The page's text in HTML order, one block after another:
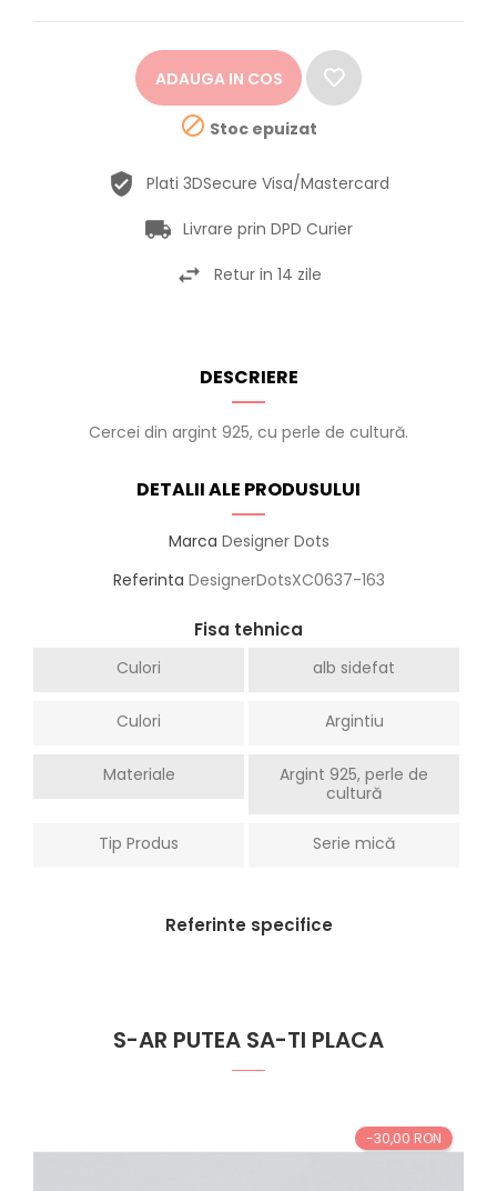
ADAUGA IN COS
 Stoc epuizat
Plati 3DSecure Visa/Mastercard
Livrare prin DPD Curier
Retur in 14 zile
DESCRIERE
Cercei din argint 925, cu perle de cultură.
DETALII ALE PRODUSULUI
Marca Designer Dots
Referinta DesignerDotsXC0637-163
Fisa tehnica
Culori alb sidefat
Culori Argintiu
Materiale
Argint 925, perle de
cultură
Tip Produs Serie mică
Referinte specifice
S-AR PUTEA SA-TI PLACA
-30,00 RON